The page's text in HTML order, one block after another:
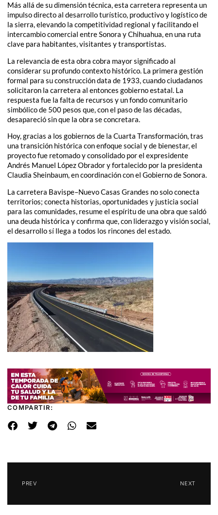
Más allá de su dimensión técnica, esta carretera representa un
impulso directo al desarrollo turístico, productivo y logístico de
la sierra, elevando la competitividad regional y facilitando el
intercambio comercial entre Sonora y Chihuahua, en una ruta
clave para habitantes, visitantes y transportistas.
La relevancia de esta obra cobra mayor significado al
considerar su profundo contexto histórico. La primera gestión
formal para su construcción data de 1933, cuando ciudadanos
solicitaron la carretera al entonces gobierno estatal. La
respuesta fue la falta de recursos y un fondo comunitario
simbólico de 500 pesos que, con el paso de las décadas,
desapareció sin que la obra se concretara.
Hoy, gracias a los gobiernos de la Cuarta Transformación, tras
una transición histórica con enfoque social y de bienestar, el
proyecto fue retomado y consolidado por el expresidente
Andrés Manuel López Obrador y fortalecido por la presidenta
Claudia Sheinbaum, en coordinación con el Gobierno de Sonora.
La carretera Bavispe–Nuevo Casas Grandes no solo conecta
territorios; conecta historias, oportunidades y justicia social
para las comunidades, resume el espíritu de una obra que saldó
una deuda histórica y confirma que, con liderazgo y visión social,
el desarrollo sí llega a todos los rincones del estado.
COMPARTIR:
PREV NEXT